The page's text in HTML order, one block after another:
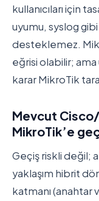
kullanıcıları için
uyumu, syslog
desteklemez.
eğrisi olabilir; ama
karar MikroTik
Mevcut
MikroTik’e
Geçiş riskli değil;
yaklaşım hibrit
katmanı (anahtar